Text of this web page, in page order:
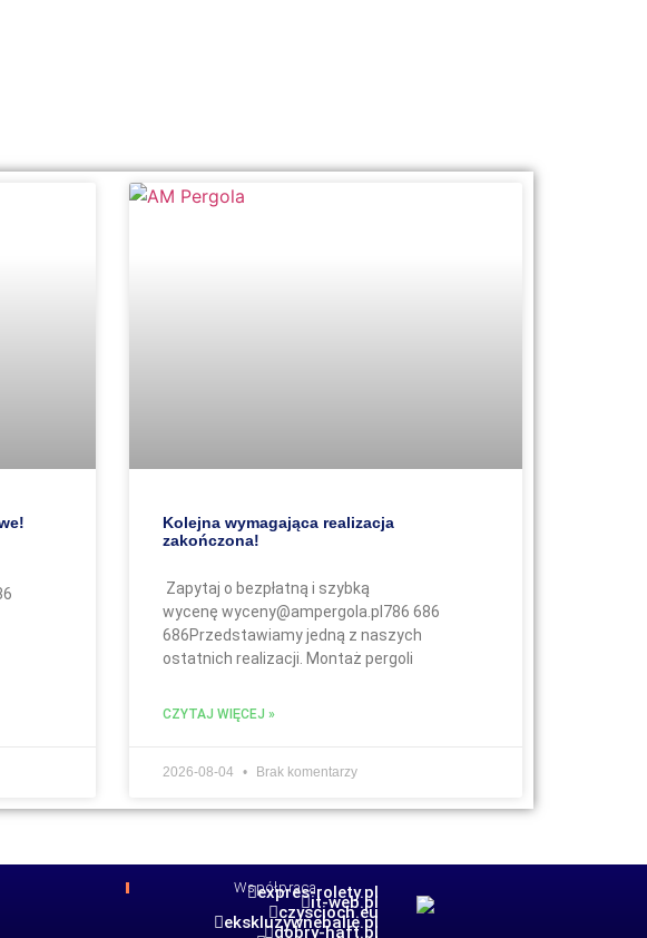
Kolejna wymagająca realizacja
zakończona!
Zapytaj o bezpłatną i szybką
wycenę wyceny@ampergola.pl786 686
686Przedstawiamy jedną z naszych
ostatnich realizacji. Montaż pergoli
CZYTAJ WIĘCEJ »
2026-08-04 Brak komentarzy
Współpraca
expres-rolety.pl
it-web.pl
czyscioch.eu
ekskluzywnebalie.pl
dobry-haft.pl